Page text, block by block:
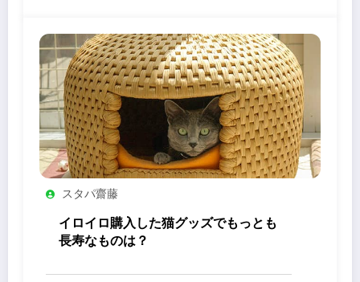
スタパ齋藤
イロイロ購入した猫グッズでもっとも
長寿なものは？